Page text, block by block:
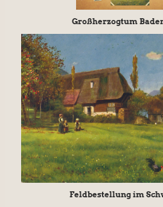
Großherzogtum
Feldbestellung im